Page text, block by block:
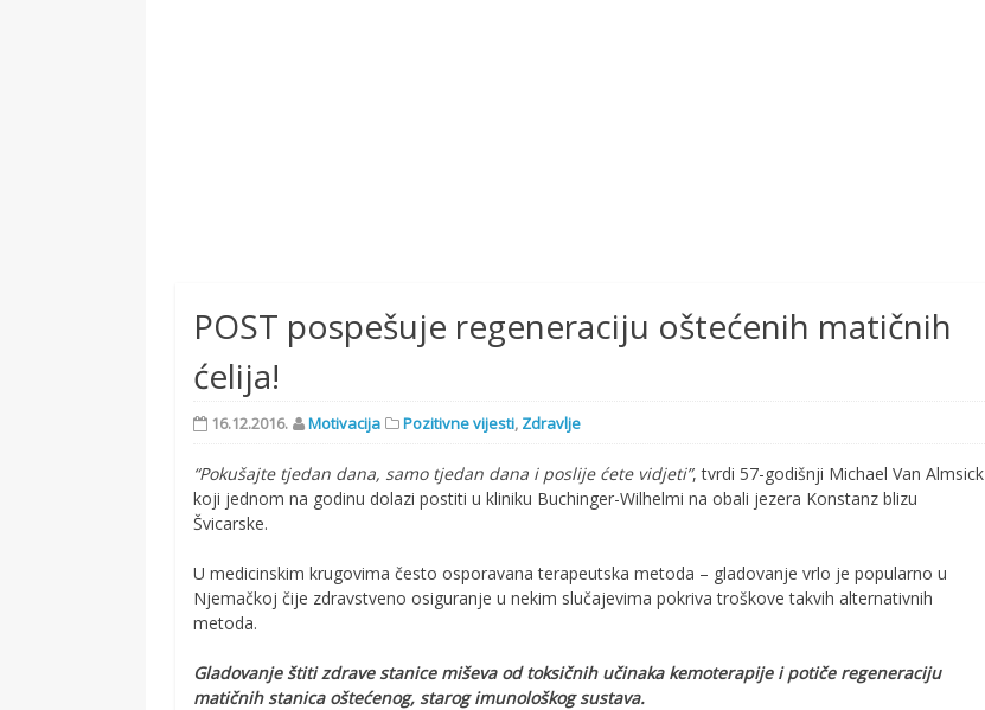
POST pospešuje regeneraciju oštećenih matičnih
ćelija!
16.12.2016. Motivacija Pozitivne vijesti, Zdravlje
“Pokušajte tjedan dana, samo tjedan dana i poslije ćete vidjeti”, tvrdi 57-godišnji Michael Van Almsick
koji jednom na godinu dolazi postiti u kliniku Buchinger-Wilhelmi na obali jezera Konstanz blizu
Švicarske.
U medicinskim krugovima često osporavana terapeutska metoda – gladovanje vrlo je popularno u
Njemačkoj čije zdravstveno osiguranje u nekim slučajevima pokriva troškove takvih alternativnih
metoda.
Gladovanje štiti zdrave stanice miševa od toksičnih učinaka kemoterapije i potiče regeneraciju
matičnih stanica oštećenog, starog imunološkog sustava.